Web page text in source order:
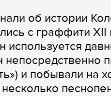
об истории
с граффити XII
используется
непосредственно
и побывали на